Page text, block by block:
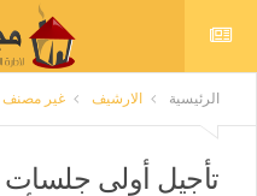
الرئيسية الارشيف غير مصنف
تأجيل أولى جلسات